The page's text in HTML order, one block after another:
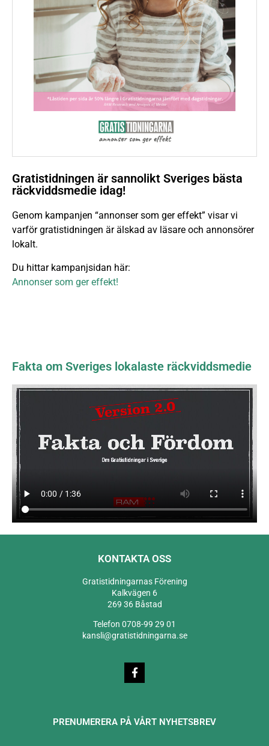
Gratistidningen är sannolikt Sveriges bästa
räckviddsmedie idag!
Genom kampanjen “annonser som ger effekt” visar vi
varför gratistidningen är älskad av läsare och annonsörer
lokalt.
Du hittar kampanjsidan här:
Annonser som ger effekt!
Fakta om Sveriges lokalaste räckviddsmedie
KONTAKTA OSS
Gratistidningarnas Förening
Kalkvägen 6
269 36 Båstad
Telefon 0708-99 29 01
kansli@gratistidningarna.se
PRENUMERERA PÅ VÅRT NYHETSBREV